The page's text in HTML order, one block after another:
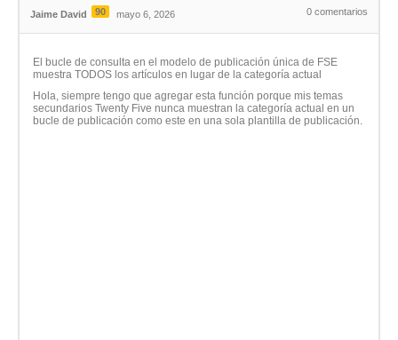
Jaime David 90 mayo 6, 2026 0 comentarios
El bucle de consulta en el modelo de publicación única de FSE
muestra TODOS los artículos en lugar de la categoría actual
Hola, siempre tengo que agregar esta función porque mis temas
secundarios Twenty Five nunca muestran la categoría actual en un
bucle de publicación como este en una sola plantilla de publicación.